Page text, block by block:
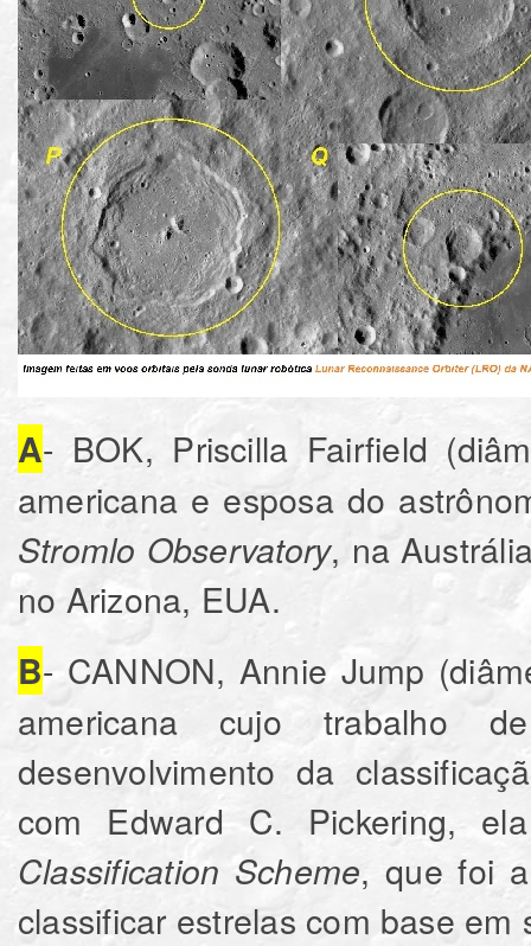
A- BOK, Priscilla Fairfield
americana e esposa do
Stromlo Observatory, na
no Arizona, EUA.
B- CANNON, Annie Jump
americana cujo trabalho
desenvolvimento da
com Edward C. Pickering,
Classification Scheme, que foi
classificar estrelas com base em